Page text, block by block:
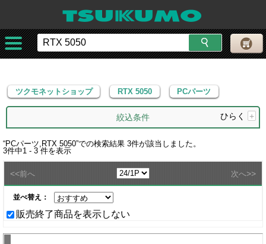
ツクモネットショップ PCパーツ
ツクモネットショップ RTX 5050 PCパーツ
絞込条件 ひらく +
“PCパーツ,RTX 5050”での検索結果 3件が該当しました。
3件中1 - 3 件を表示
<<前へ 次へ>>
並べ替え：
販売終了商品を表示しない